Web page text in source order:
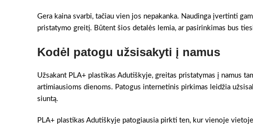
Gera kaina svarbi, tačiau vien jos nepakanka. Naudinga įvertinti
pristatymo greitį. Būtent šios detalės lemia, ar pasirinkimas bus
Kodėl patogu užsisakyti į namus
Užsakant PLA+ plastikas Adutiškyje, greitas pristatymas į namus
artimiausioms dienoms. Patogus internetinis pirkimas leidžia
siuntą.
PLA+ plastikas Adutiškyje patogiausia pirkti ten, kur vienoje